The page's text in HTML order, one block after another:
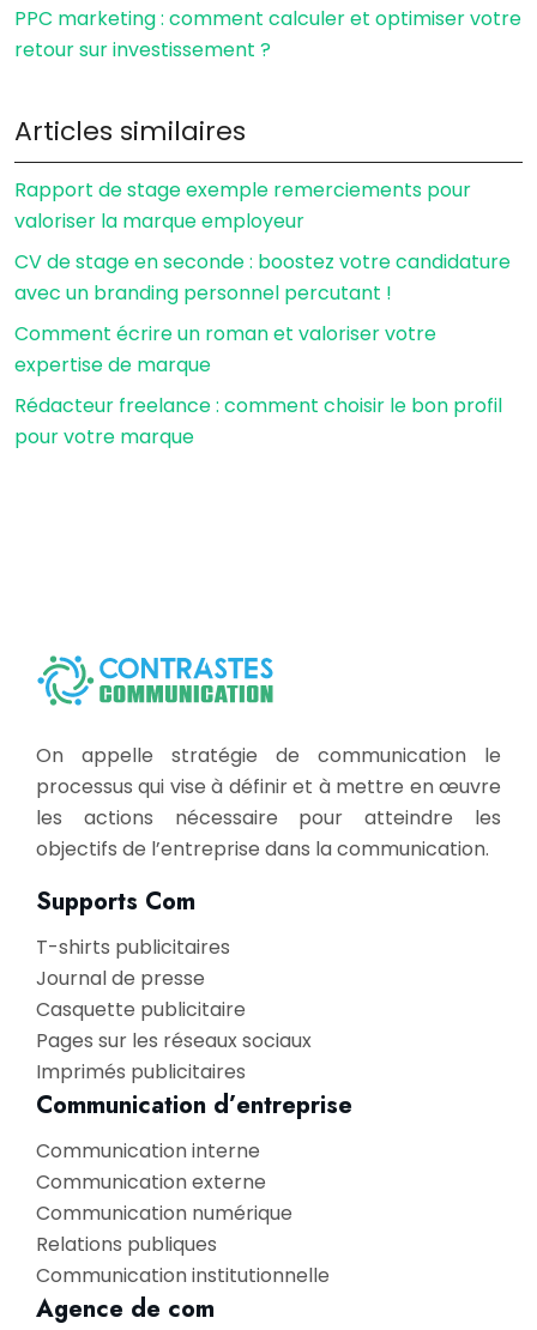
PPC marketing : comment calculer et optimiser votre
retour sur investissement ?
Articles similaires
Rapport de stage exemple remerciements pour
valoriser la marque employeur
CV de stage en seconde : boostez votre candidature
avec un branding personnel percutant !
Comment écrire un roman et valoriser votre
expertise de marque
Rédacteur freelance : comment choisir le bon profil
pour votre marque
On appelle stratégie de communication le
processus qui vise à définir et à mettre en œuvre
les actions nécessaire pour atteindre les
objectifs de l’entreprise dans la communication.
Supports Com
T-shirts publicitaires
Journal de presse
Casquette publicitaire
Pages sur les réseaux sociaux
Imprimés publicitaires
Communication d’entreprise
Communication interne
Communication externe
Communication numérique
Relations publiques
Communication institutionnelle
Agence de com